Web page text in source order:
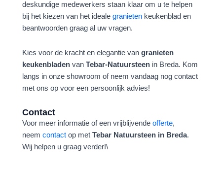
deskundige medewerkers staan klaar om u te helpen
bij het kiezen van het ideale granieten keukenblad en
beantwoorden graag al uw vragen.
Kies voor de kracht en elegantie van granieten
keukenbladen van Tebar-Natuursteen in Breda. Kom
langs in onze showroom of neem vandaag nog contact
met ons op voor een persoonlijk advies!
Contact
Voor meer informatie of een vrijblijvende offerte,
neem contact op met Tebar Natuursteen in Breda.
Wij helpen u graag verder!\